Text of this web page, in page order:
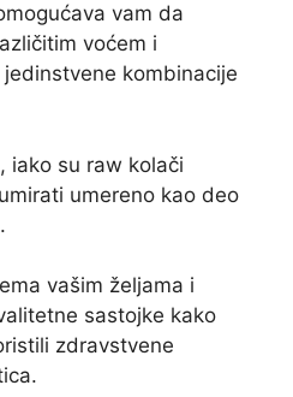
vam da
voćem i
kombinacije
iako su raw kolači
umereno kao deo
vašim željama i
sastojke kako
zdravstvene